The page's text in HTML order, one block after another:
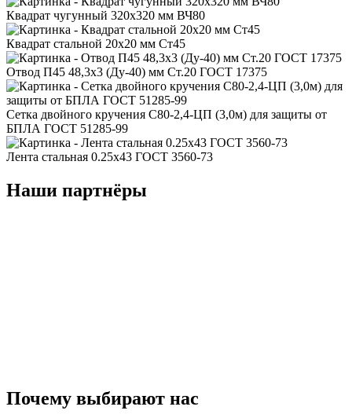
Квадрат чугунный 320x320 мм ВЧ80
Квадрат стальной 20x20 мм Ст45
Отвод П45 48,3x3 (Ду-40) мм Ст.20 ГОСТ 17375
Сетка двойного кручения С80-2,4-ЦП (3,0м) для защиты от
БПЛА ГОСТ 51285-99
Лента стальная 0.25x43 ГОСТ 3560-73
Наши партнёры
Почему выбирают нас